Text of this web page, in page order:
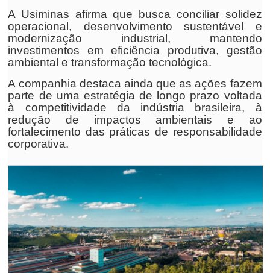
A Usiminas afirma que busca conciliar solidez
operacional, desenvolvimento sustentável e
modernização industrial, mantendo
investimentos em eficiência produtiva, gestão
ambiental e transformação tecnológica.
A companhia destaca ainda que as ações fazem
parte de uma estratégia de longo prazo voltada
à competitividade da indústria brasileira, à
redução de impactos ambientais e ao
fortalecimento das práticas de responsabilidade
corporativa.